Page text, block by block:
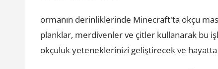
ormanın derinliklerinde Minecraft'ta okçu
planklar, merdivenler ve çitler kullanarak bu
okçuluk yeteneklerinizi geliştirecek ve hayatta